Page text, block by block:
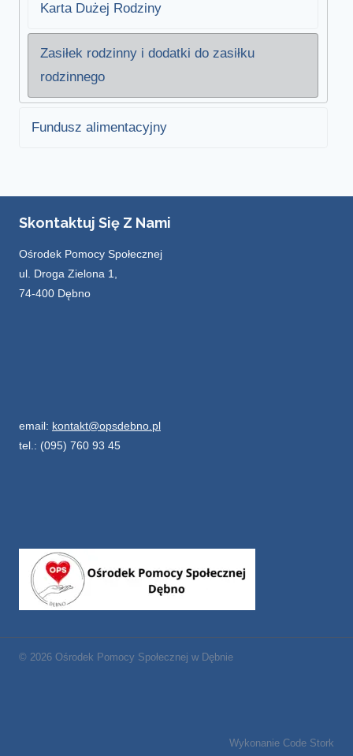
Karta Dużej Rodziny
Zasiłek rodzinny i dodatki do zasiłku
rodzinnego
Fundusz alimentacyjny
Skontaktuj Się Z Nami
Ośrodek Pomocy Społecznej
ul. Droga Zielona 1,
74-400 Dębno
email: kontakt@opsdebno.pl
tel.: (095) 760 93 45
© 2026 Ośrodek Pomocy Społecznej w Dębnie
Wykonanie Code Stork